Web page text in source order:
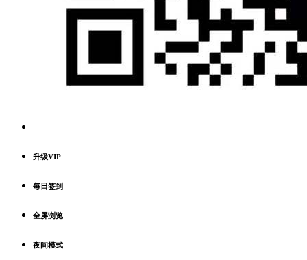
升级VIP
每日签到
全屏浏览
夜间模式